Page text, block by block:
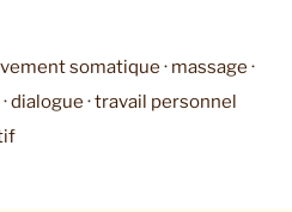
somatique · massage ·
· travail personnel